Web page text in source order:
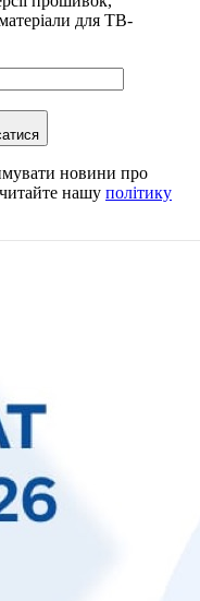
для ТВ-
новини про
нашу політику